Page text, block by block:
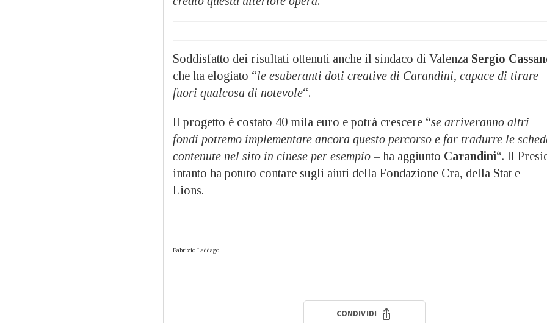
Soddisfatto dei risultati ottenuti anche il sindaco di Valenza Sergio
che ha elogiato “le esuberanti doti creative di Carandini, capace di tirare
fuori qualcosa di notevole“.
Il progetto è costato 40 mila euro e potrà crescere “se arriveranno altri
fondi potremo implementare ancora questo percorso e far tradurre le
contenute nel sito in cinese per esempio – ha aggiunto Carandini“. Il
intanto ha potuto contare sugli aiuti della Fondazione Cra, della Stat e
Lions.
Fabrizio Laddago
CONDIVIDI